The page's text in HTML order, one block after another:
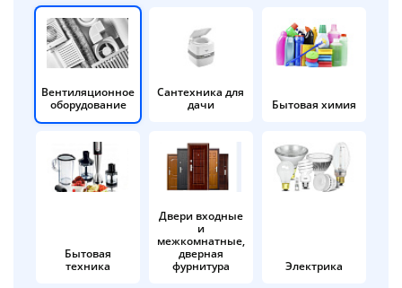
Вентиляционное
оборудование
Сантехника для
дачи
Бытовая химия
Бытовая
техника
Двери входные
и
межкомнатные,
дверная
фурнитура
Электрика
списываться
по25%каждые 2 недели
Подробнее
об оплате Плайтом
раз в 2
Остались вопросы?
8 800 302-02-51
plait.ru